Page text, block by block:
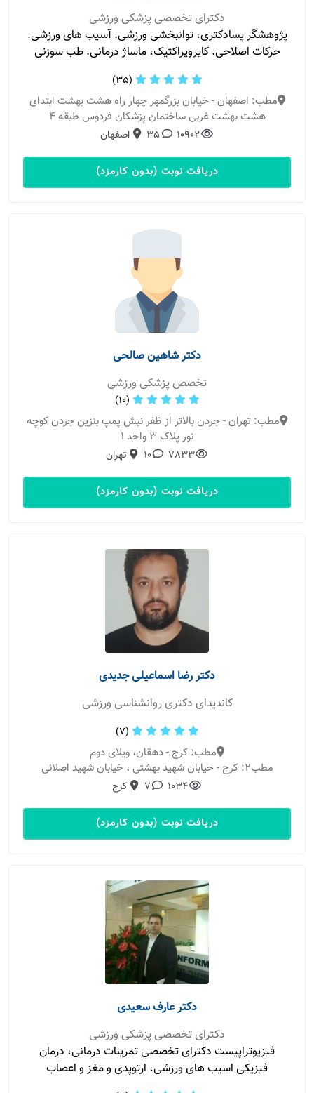
دکترای تخصصی پزشکی ورزشی
پژوهشگر پسادکتری، توانبخشی ورزشی. آسيب های ورزشی.
حركات اصلاحی. كايروپراكتيک، ماساژ درمانی. طب سوزنی
(35)
مطب: اصفهان - خیابان بزرگمهر چهار راه هشت بهشت ابتدای
هشت بهشت غربی ساختمان پزشکان فردوس طبقه ۴
10902
35 اصفهان
دریافت نوبت (بدون کارمزد)
دکتر شاهین صالحی
تخصص پزشکی ورزشی
(10)
مطب: تهران - جردن بالاتر از ظفر نبش پمپ بنزین جردن کوچه
نور پلاک 3 واحد 1
7833
10 تهران
دریافت نوبت (بدون کارمزد)
دکتر رضا اسماعیلی جدیدی
کاندیدای دکتری روانشناسی ورزشی
(7)
مطب: کرج - دهقان، ویلای دوم
مطب2: کرج - حیابان شهید بهشتی ، خیابان شهید اصلانی
1034
7 کرج
دریافت نوبت (بدون کارمزد)
دکتر عارف سعیدی
دکترای تخصصی پزشکی ورزشی
فیزیوتراپیست دکترای تخصصی تمرینات درمانی، درمان
فیزیکی اسیب های ورزشی، ارتوپدی و مغز و اعصاب